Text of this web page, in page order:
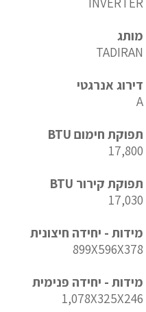
מותג
TADIRAN
דירוג אנרגטי
A
תפוקת חימום BTU
17,800
תפוקת קירור BTU
17,030
מידות - יחידה חיצונית
899X596X378
מידות - יחידה פנימית
1,078X325X246